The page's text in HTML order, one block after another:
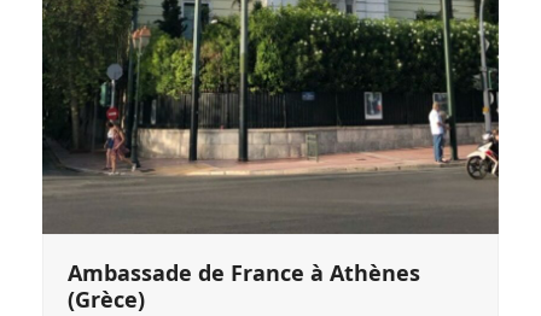
Ambassade de France à Athènes
(Grèce)